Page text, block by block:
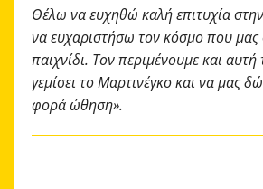
Θέλω να ευχηθώ καλή επιτυχία
να ευχαριστήσω τον κόσμο που μας
παιχνίδι. Τον περιμένουμε και
γεμίσει το Μαρτινέγκο και να μας
φορά ώθηση».